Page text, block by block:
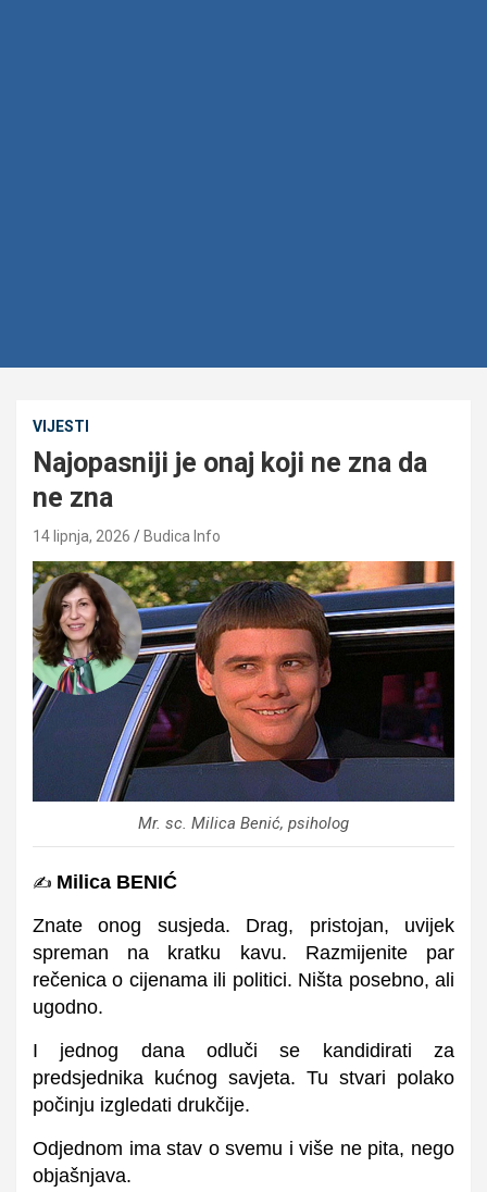
VIJESTI
Najopasniji je onaj koji ne zna da
ne zna
14 lipnja, 2026 Budica Info
Mr. sc. Milica Benić, psiholog
✍️ Milica BENIĆ
Znate onog susjeda. Drag, pristojan, uvijek
spreman na kratku kavu. Razmijenite par
rečenica o cijenama ili politici. Ništa posebno, ali
ugodno.
I jednog dana odluči se kandidirati za
predsjednika kućnog savjeta. Tu stvari polako
počinju izgledati drukčije.
Odjednom ima stav o svemu i više ne pita, nego
objašnjava.